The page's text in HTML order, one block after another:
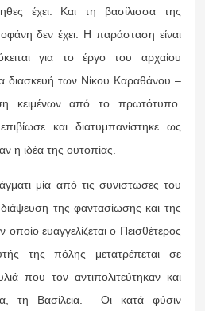
έχει. Και τη βασίλισσα της
δεν έχει. Η παράσταση είναι
για το έργο του αρχαίου
διασκευή των Νίκου Καραθάνου –
κειμένων από το πρωτότυπο.
και διατυμπανίστηκε ως
η ιδέα της ουτοπίας.
μία από τις συνιστώσες του
της φαντασίωσης και της
ευαγγελίζεται ο Πεισθέτερος
της πόλης μετατρέπεται σε
που τον αντιπολιτεύτηκαν και
τη Βασίλεια. Οι κατά φύσιν